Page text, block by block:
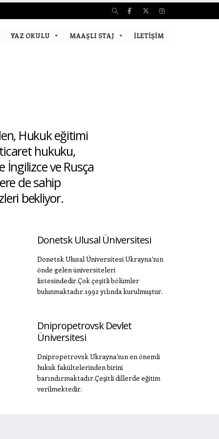
YAZ OKULU MAAŞLI STAJ İLETIŞIM
Hukuk eğitimi
hukuku,
ve Rusça
de sahip
bekliyor.
Donetsk Ulusal Üniversitesi
Donetsk Ulusal Üniversitesi Ukrayna’nın
önde gelen üniversiteleri
listesindedir.Çok çeşitli bölümler
bulunmaktadır.1992 yılında kurulmuştur.
Dnipropetrovsk Devlet
Üniversitesi
Dnipropetrovsk Ukrayna’nın en önemli
hukuk fakültelerinden birini
barındırmaktadır.Çeşitli dillerde eğitim
verilmektedir.